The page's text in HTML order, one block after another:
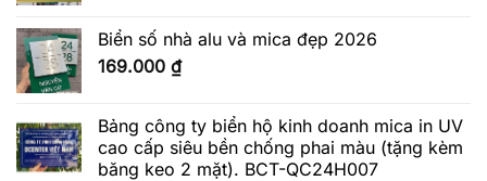
Mực phát quang : Chỉ hiện thị khi được
chiếu dưới ánh sáng đặc biệt.
duy nhất để kiểm tra tính xác thực.
Biển số nhà alu và mica đẹp 2026
169.000 ₫
Bảng công ty biển hộ kinh doanh mica in UV
cao cấp siêu bền chống phai màu (tặng kèm
băng keo 2 mặt). BCT-QC24H007